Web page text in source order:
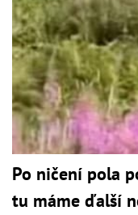
Po ničení pola
tu máme ďalší